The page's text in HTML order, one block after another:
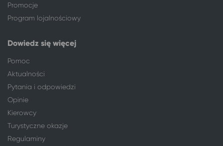
Puławy
Radom
Kudowa-Zdrój
Skarżysko-Kamienna
Sosnowiec
Toruń
Turek
Kudowa-Zdrój
Warszawa
Włocławek
Wrocław
Kudowa-Zdrój
Żyrardów
Promocje
Program lojalnościowy
Dowiedz się więcej
Pomoc
Aktualności
Pytania i odpowiedzi
Opinie
Kierowcy
Turystyczne okazje
Regulaminy